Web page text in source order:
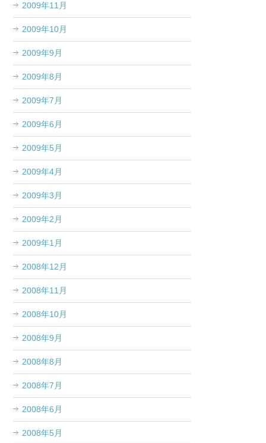
2009年11月
2009年10月
2009年9月
2009年8月
2009年7月
2009年6月
2009年5月
2009年4月
2009年3月
2009年2月
2009年1月
2008年12月
2008年11月
2008年10月
2008年9月
2008年8月
2008年7月
2008年6月
2008年5月